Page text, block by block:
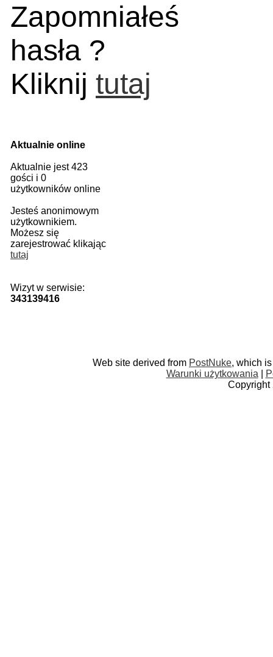
Zapomniałeś
hasła ?
Kliknij tutaj
Aktualnie online
Aktualnie jest 423
gości i 0
użytkowników online
Jesteś anonimowym
użytkownikiem.
Możesz się
zarejestrować klikając
tutaj
Wizyt w serwisie:
343139416
Web site derived from PostNuke, which
Warunki użytkowania
Copyright